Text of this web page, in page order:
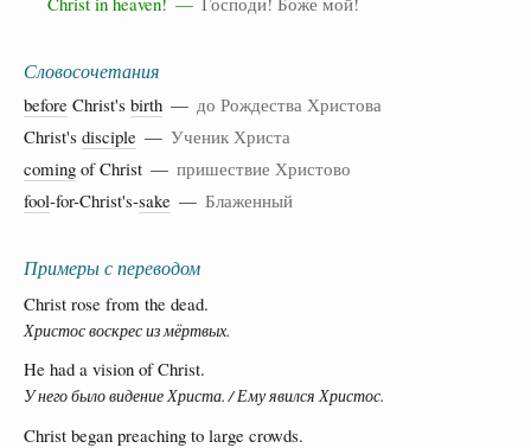
Словосочетания
before Christ's birth — до Рождества Христова
Christ's disciple — Ученик Христа
coming of Christ — пришествие Христово
fool-for-Christ's-sake — Блаженный
Примеры с переводом
Christ rose from the dead.
Христос воскрес из мёртвых.
He had a vision of Christ.
У него было видение Христа. / Ему явился Христос.
Christ began preaching to large crowds.